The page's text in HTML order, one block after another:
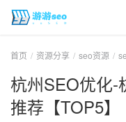
首页 资源分享 seo资源
杭州SEO优化-
推荐【TOP5】